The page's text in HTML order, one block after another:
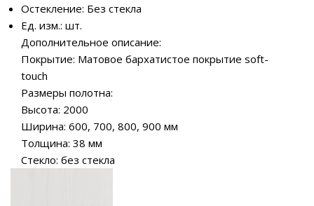
Остекление: Без стекла
Ед. изм.: шт.
Дополнительное описание:
Покрытие: Матовое бархатистое покрытие soft-
touch
Размеры полотна:
Высота: 2000
Ширина: 600, 700, 800, 900 мм
Толщина: 38 мм
Стекло: без стекла